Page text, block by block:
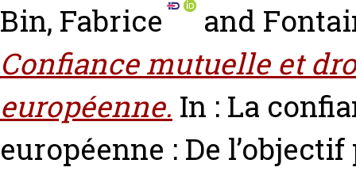
Bin, Fabrice
and
Confiance mutuelle et
européenne. In : La
européenne : De